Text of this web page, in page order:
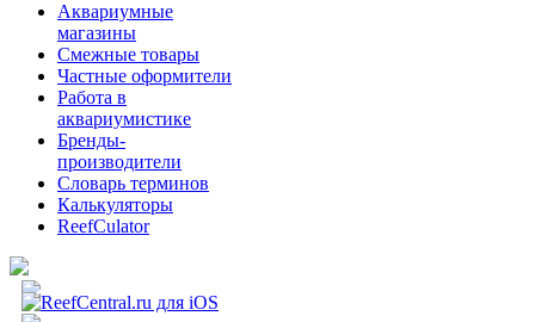
Аквариумные
магазины
Смежные товары
Частные оформители
Работа в
аквариумистике
Бренды-
производители
Словарь терминов
Калькуляторы
ReefCulator